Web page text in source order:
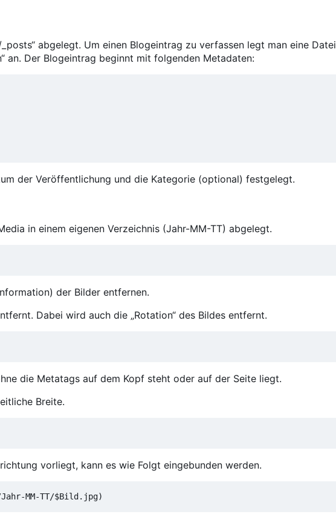
abgelegt. Um einen Blogeintrag zu verfassen legt man eine Datei
an. Der Blogeintrag beginnt mit folgenden Metadaten:
der Veröffentlichung und die Kategorie (optional) festgelegt.
in einem eigenen Verzeichnis (Jahr-MM-TT) abgelegt.
der Bilder entfernen.
Dabei wird auch die „Rotation“ des Bildes entfernt.
die Metatags auf dem Kopf steht oder auf der Seite liegt.
Breite.
vorliegt, kann es wie Folgt eingebunden werden.